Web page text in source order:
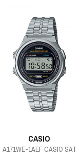
CASIO
A171WE-1AEF CASIO SAT